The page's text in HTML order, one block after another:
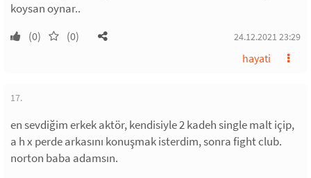
koysan oynar..
(0) (0) 24.12.2021 23:29
hayati
17.
en sevdiğim erkek aktör, kendisiyle 2 kadeh single malt içip,
a h x perde arkasını konuşmak isterdim, sonra fight club.
norton baba adamsın.